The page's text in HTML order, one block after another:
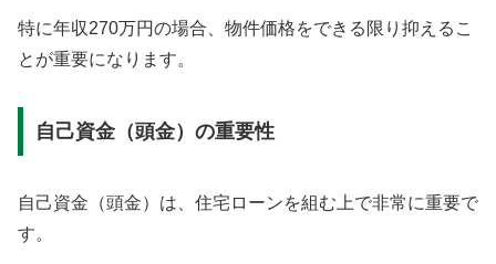
特に年収270万円の場合、物件価格をできる限り抑えるこ
とが重要になります。
自己資金（頭金）の重要性
自己資金（頭金）は、住宅ローンを組む上で非常に重要で
す。